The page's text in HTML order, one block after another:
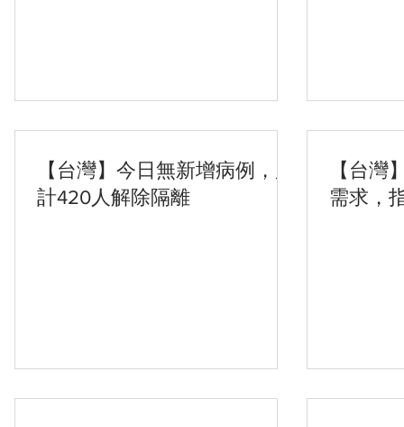
【台灣】今日無新增病例，累
計420人解除隔離
【台灣
需求，